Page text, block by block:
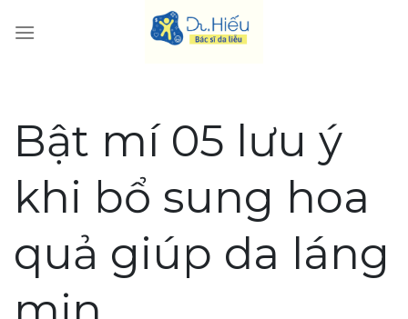
Bật mí 05 lưu ý
khi bổ sung hoa
quả giúp da láng